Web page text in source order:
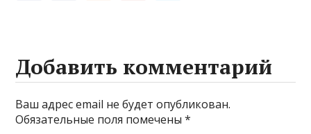
Добавить комментарий
Ваш адрес email не будет опубликован.
Обязательные поля помечены*